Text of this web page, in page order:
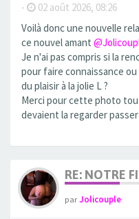
- 02 août 2026, 08:26
Voilà donc une nouvelle
ce nouvel amant
Je n'ai pas compris si la
pour faire connaissance
du plaisir à la jolie L ?
Merci pour cette photo
devaient la regarder
RE: NOTRE
parJolicouple